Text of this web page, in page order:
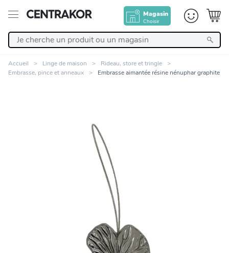
Magasin
Choisir
Linge de maison
Cuisine et art de la table
Salle de bain et beauté
Entretien et rangement
Accueil Linge de maison
Rideau, store et tringle
Embrasse, pince et anneaux
Embrasse aimantée résine nénuphar graphite